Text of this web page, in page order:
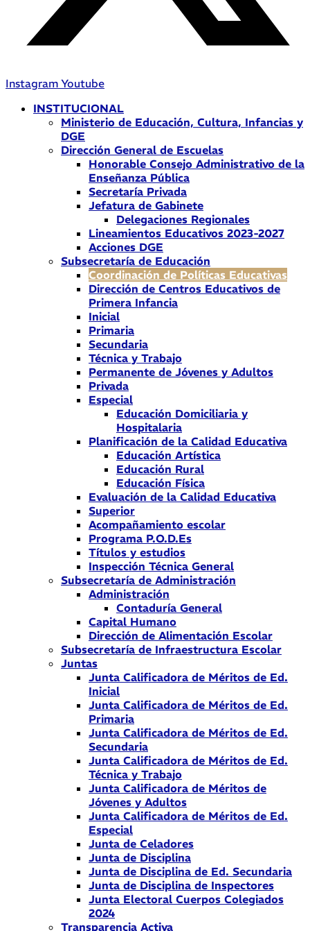
Instagram Youtube
INSTITUCIONAL
Ministerio de Educación, Cultura, Infancias y
DGE
Dirección General de Escuelas
Honorable Consejo Administrativo de la
Enseñanza Pública
Secretaría Privada
Jefatura de Gabinete
Delegaciones Regionales
Lineamientos Educativos 2023-2027
Acciones DGE
Subsecretaría de Educación
Coordinación de Políticas Educativas
Dirección de Centros Educativos de
Primera Infancia
Inicial
Primaria
Secundaria
Técnica y Trabajo
Permanente de Jóvenes y Adultos
Privada
Especial
Educación Domiciliaria y
Hospitalaria
Planificación de la Calidad Educativa
Educación Artística
Educación Rural
Educación Física
Evaluación de la Calidad Educativa
Superior
Acompañamiento escolar
Programa P.O.D.Es
Títulos y estudios
Inspección Técnica General
Subsecretaría de Administración
Administración
Contaduría General
Capital Humano
Dirección de Alimentación Escolar
Subsecretaría de Infraestructura Escolar
Juntas
Junta Calificadora de Méritos de Ed.
Inicial
Junta Calificadora de Méritos de Ed.
Primaria
Junta Calificadora de Méritos de Ed.
Secundaria
Junta Calificadora de Méritos de Ed.
Técnica y Trabajo
Junta Calificadora de Méritos de
Jóvenes y Adultos
Junta Calificadora de Méritos de Ed.
Especial
Junta de Celadores
Junta de Disciplina
Junta de Disciplina de Ed. Secundaria
Junta de Disciplina de Inspectores
Junta Electoral Cuerpos Colegiados
2024
Transparencia Activa